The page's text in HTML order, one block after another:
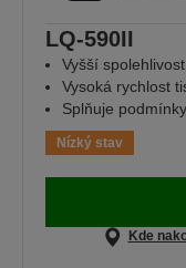
LQ-590II
Vyšší spolehlivost
Vysoká rychlost
Splňuje
Nízký stav
Kde